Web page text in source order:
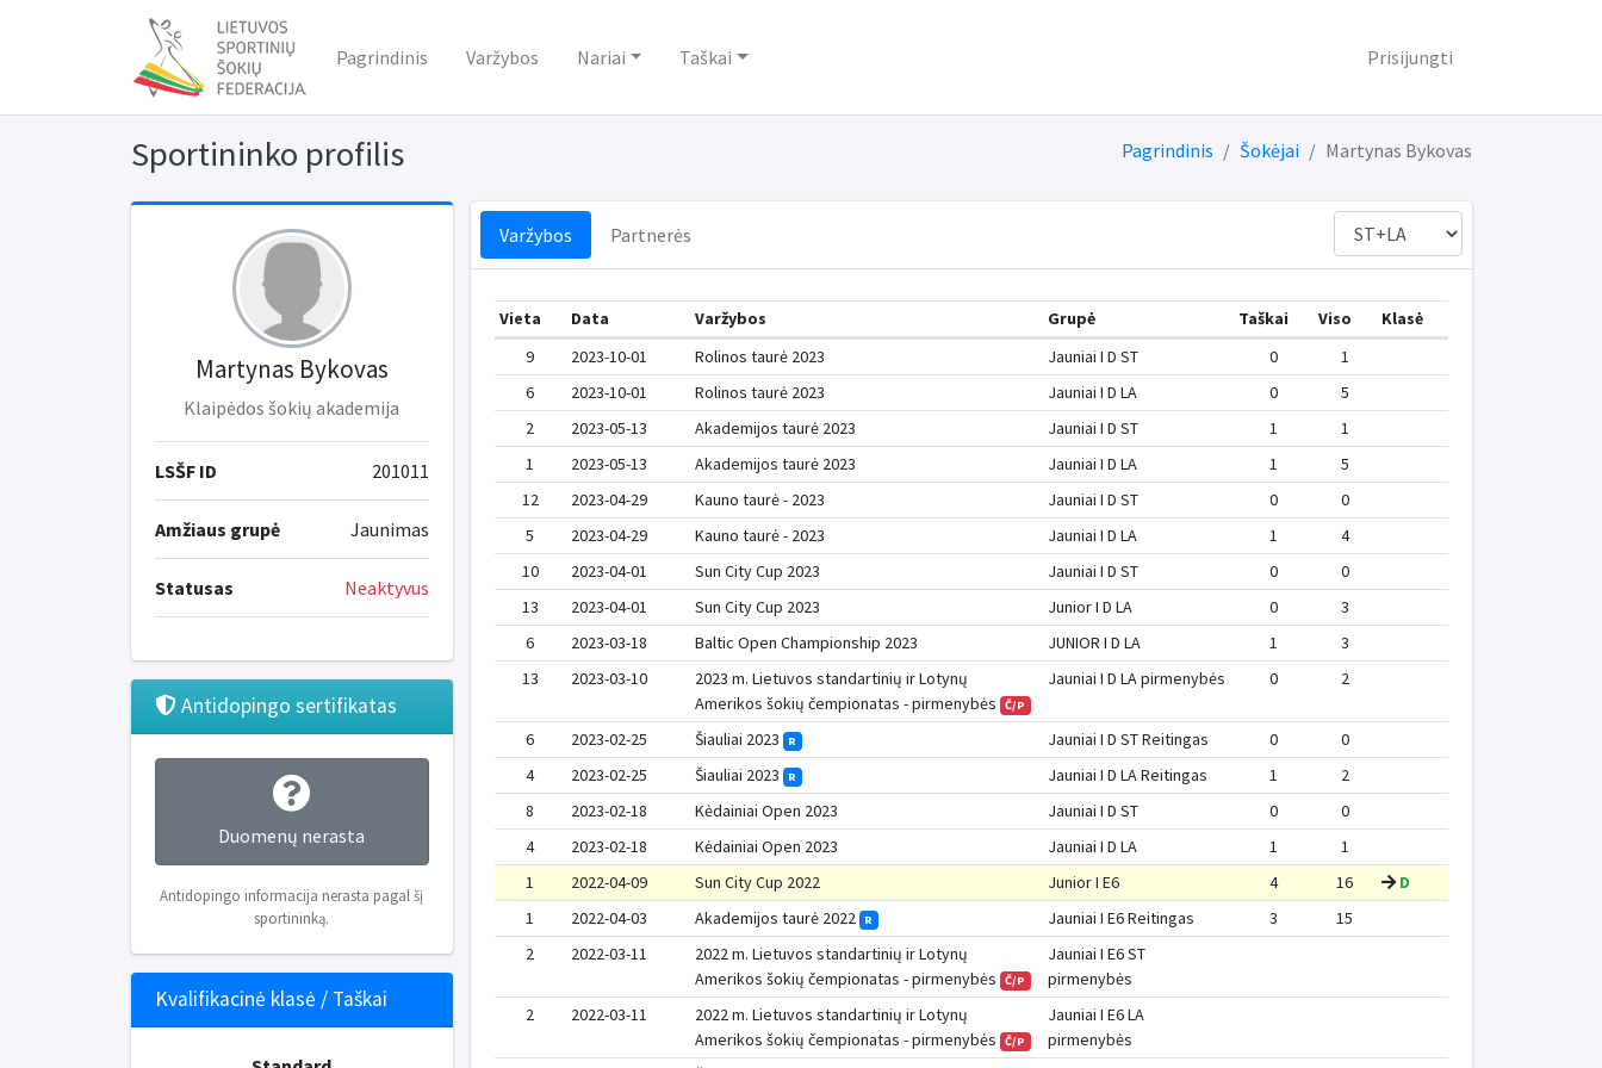
Pagrindinis Varžybos Nariai Taškai Prisijungti
Sportininko profilis Pagrindinis Šokėjai Martynas Bykovas
Martynas Bykovas
Klaipėdos šokių akademija
LSŠF ID 201011
Amžiaus grupė Jaunimas
Statusas Neaktyvus
Antidopingo sertifikatas
Duomenų nerasta
Antidopingo informacija nerasta pagal šį
sportininką.
Kvalifikacinė klasė / Taškai
Varžybos Partnerės
Vieta Data Varžybos Grupė Taškai Viso
Klasė
9
2023-10-01 Rolinos taurė 2023 Jauniai I D ST 0
1
6
2023-10-01 Rolinos taurė 2023 Jauniai I D LA 0
5
2
2023-05-13 Akademijos taurė 2023 Jauniai I D ST 1
1
1
2023-05-13 Akademijos taurė 2023 Jauniai I D LA 1
5
12
2023-04-29 Kauno taurė - 2023 Jauniai I D ST 0
0
5
2023-04-29 Kauno taurė - 2023 Jauniai I D LA 1
4
10
2023-04-01 Sun City Cup 2023 Jauniai I D ST 0
0
13
2023-04-01 Sun City Cup 2023 Junior I D LA 0
3
6
2023-03-18 Baltic Open Championship 2023 JUNIOR I D LA 1
3
13
2023-03-10
2023 m. Lietuvos standartinių ir Lotynų
Amerikos šokių čempionatas - pirmenybės Č/P
Jauniai I D LA pirmenybės 0 2
6 2023-02-25 Šiauliai 2023 R Jauniai I D ST Reitingas 0
0
4
2023-02-25 Šiauliai 2023 R Jauniai I D LA Reitingas 1
2
8
2023-02-18 Kėdainiai Open 2023 Jauniai I D ST 0
0
4
2023-02-18 Kėdainiai Open 2023 Jauniai I D LA 1
1
1
2022-04-09 Sun City Cup 2022 Junior I E6 4 16
D
1
2022-04-03 Akademijos taurė 2022 R Jauniai I E6 Reitingas 3
15
2
2022-03-11
2022 m. Lietuvos standartinių ir Lotynų
Amerikos šokių čempionatas - pirmenybės Č/P
Jauniai I E6 ST
pirmenybės
2
2022-03-11
2022 m. Lietuvos standartinių ir Lotynų
Amerikos šokių čempionatas - pirmenybės Č/P
Jauniai I E6 LA
pirmenybės